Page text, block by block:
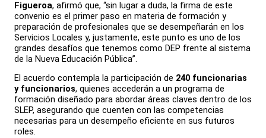
Figueroa, afirmó que, “sin lugar a duda, la firma de este
convenio es el primer paso en materia de formación y
preparación de profesionales que se desempeñarán en los
Servicios Locales y, justamente, este punto es uno de los
grandes desafíos que tenemos como DEP frente al sistema
de la Nueva Educación Pública”.
El acuerdo contempla la participación de 240 funcionarias
y funcionarios, quienes accederán a un programa de
formación diseñado para abordar áreas claves dentro de los
SLEP, asegurando que cuenten con las competencias
necesarias para un desempeño eficiente en sus futuros
roles.